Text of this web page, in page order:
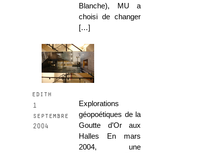
Blanche), MU a
choisi de changer
[…]
edith
1
septembre
2004
Explorations
géopoétiques de la
Goutte d’Or aux
Halles En mars
2004, une